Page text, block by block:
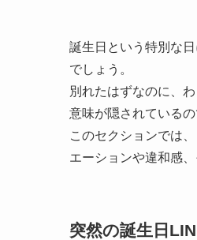
誕生日という特別な
でしょう。
別れたはずなのに、
意味が隠されているの
このセクションでは
エーションや違和感
突然の誕生日